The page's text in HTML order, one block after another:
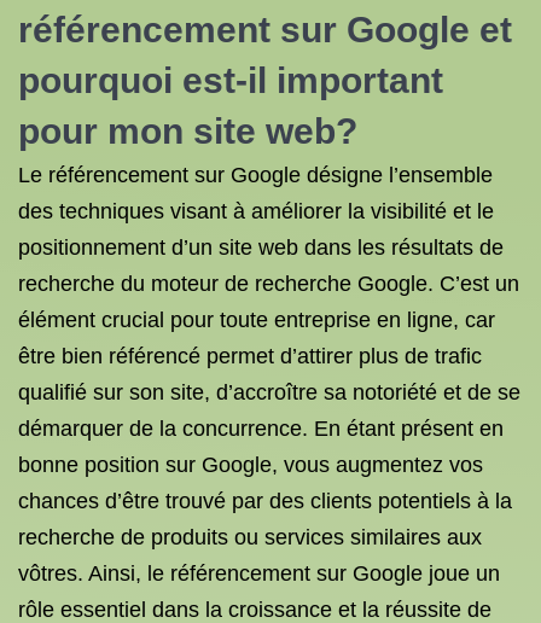
référencement sur Google et
pourquoi est-il important
pour mon site web?
Le référencement sur Google désigne l’ensemble
des techniques visant à améliorer la visibilité et le
positionnement d’un site web dans les résultats de
recherche du moteur de recherche Google. C’est un
élément crucial pour toute entreprise en ligne, car
être bien référencé permet d’attirer plus de trafic
qualifié sur son site, d’accroître sa notoriété et de se
démarquer de la concurrence. En étant présent en
bonne position sur Google, vous augmentez vos
chances d’être trouvé par des clients potentiels à la
recherche de produits ou services similaires aux
vôtres. Ainsi, le référencement sur Google joue un
rôle essentiel dans la croissance et la réussite de